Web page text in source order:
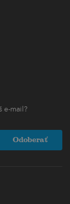
e-mail?
Odoberať